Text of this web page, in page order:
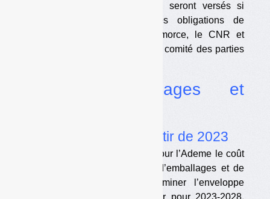
Les soutiens aux collectivités seront versés si
celles-ci remplissent certaines obligations de
prévention et de reporting. Amorce, le CNR et
l’ADCF ne feront pas partie du comité des parties
Emballages et
Quels soutiens à partir de 2023
Un bureau d’études a chiffré pour l’Ademe le coût
total de gestion des déchets d’emballages et de
papiers, permettant de déterminer l’enveloppe
globale des soutiens à prévoir pour 2023-2028.